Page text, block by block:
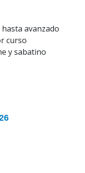
avanzado
curso
y sabatino